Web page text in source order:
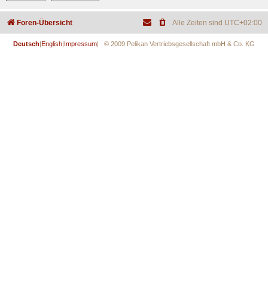
Foren-Übersicht Alle Zeiten sind UTC+02:00
Deutsch English Impressum | © 2009 Pelikan Vertriebsgesellschaft mbH & Co. KG